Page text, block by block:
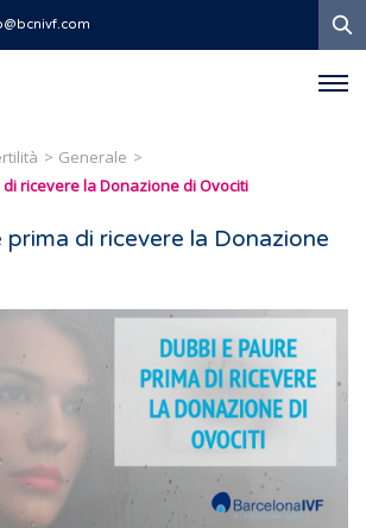
Generale
ricevere la Donazione di Ovociti
prima di ricevere la Donazione